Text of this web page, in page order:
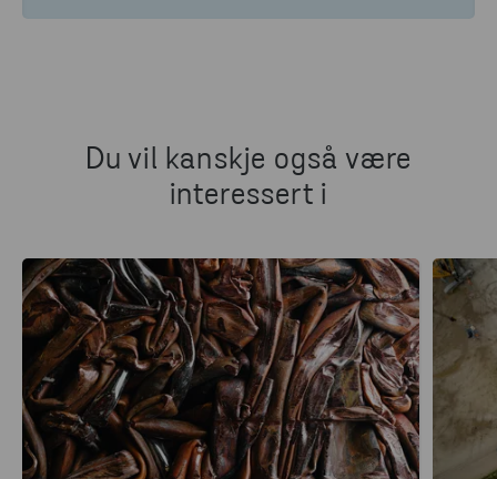
Du vil kanskje også være
interessert i